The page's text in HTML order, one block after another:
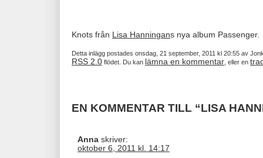
Knots från Lisa Hanningans nya album Passenger.
Detta inlägg postades onsdag, 21 september, 2011 kl 20:55 av
RSS 2.0 flödet. Du kan lämna en kommentar , eller en
EN KOMMENTAR TILL “LISA
Anna skriver:
oktober 6, 2011 kl. 14:17